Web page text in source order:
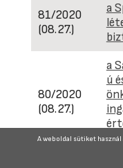
81/2020
(08.27.)
a
80/2020
(08.27.)
a
ú
A weboldal sütiket